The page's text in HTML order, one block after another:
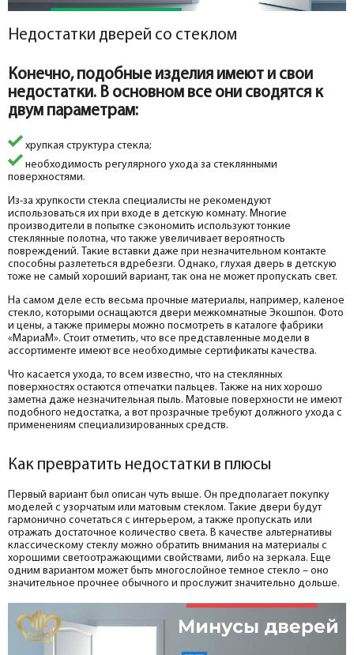
Недостатки дверей со стеклом
Конечно, подобные изделия имеют и свои
недостатки. В основном все они сводятся к
двум параметрам:
хрупкая структура стекла;
необходимость регулярного ухода за стеклянными
поверхностями.
Из-за хрупкости стекла специалисты не рекомендуют
использоваться их при входе в детскую комнату. Многие
производители в попытке сэкономить используют тонкие
стеклянные полотна, что также увеличивает вероятность
повреждений. Такие вставки даже при незначительном контакте
способны разлететься вдребезги. Однако, глухая дверь в детскую
тоже не самый хороший вариант, так она не может пропускать свет.
На самом деле есть весьма прочные материалы, например, каленое
стекло, которыми оснащаются двери межкомнатные Экошпон. Фото
и цены, а также примеры можно посмотреть в каталоге фабрики
«МариаМ». Стоит отметить, что все представленные модели в
ассортименте имеют все необходимые сертификаты качества.
Что касается ухода, то всем известно, что на стеклянных
поверхностях остаются отпечатки пальцев. Также на них хорошо
заметна даже незначительная пыль. Матовые поверхности не имеют
подобного недостатка, а вот прозрачные требуют должного ухода с
применениям специализированных средств.
Как превратить недостатки в плюсы
Первый вариант был описан чуть выше. Он предполагает покупку
моделей с узорчатым или матовым стеклом. Такие двери будут
гармонично сочетаться с интерьером, а также пропускать или
отражать достаточное количество света. В качестве альтернативы
классическому стеклу можно обратить внимания на материалы с
хорошими светоотражающими свойствами, либо на зеркала. Еще
одним вариантом может быть многослойное темное стекло – оно
значительное прочнее обычного и прослужит значительно дольше.